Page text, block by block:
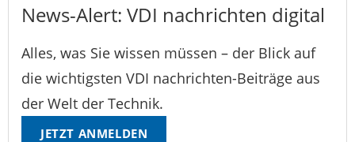
News-Alert: VDI nachrichten digital
Alles, was Sie wissen müssen – der Blick auf
die wichtigsten VDI nachrichten-Beiträge aus
der Welt der Technik.
JETZT ANMELDEN